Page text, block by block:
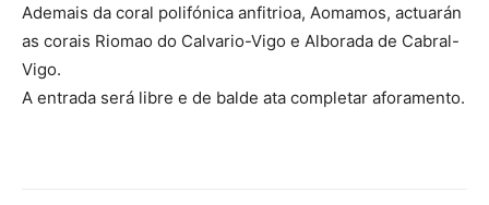
Ademais da coral polifónica anfitrioa, Aomamos, actuarán
as corais Riomao do Calvario-Vigo e Alborada de Cabral-
Vigo.
A entrada será libre e de balde ata completar aforamento.